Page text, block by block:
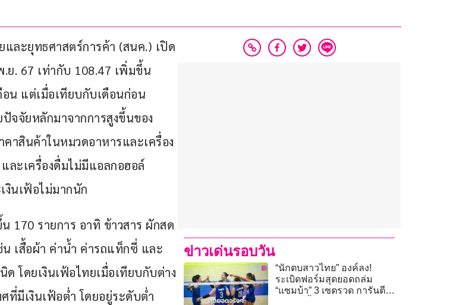
ละยุทธศาสตร์การค้า (สนค.) เปิด
ย. 67 เท่ากับ 108.47 เพิ่มขึ้น
น แต่เมื่อเทียบกับเดือนก่อน
จจัยหลักมาจากการสูงขึ้นของ
าสินค้าในหมวดอาหารและเครื่อง
ละเครื่องดื่มไม่มีแอลกอฮอล์
งินเฟ้อไม่มากนัก
170 รายการ อาทิ ข้าวสาร ผักสด
น เสื้อผ้า ค่าน้ำ ค่ารถแท็กซี่ และ
โดยเงินเฟ้อไทยเมื่อเทียบกับต่าง
ที่มีเงินเฟ้อต่ำ โดยอยู่ระดับต่ำ
ข่าวเด่นรอบวัน
“นักตบสาวไทย” องค์ลง!
ระเบิดฟอร์มสุดยอดถล่ม
“แซมบ้า” 3 เซตรวด การันตี